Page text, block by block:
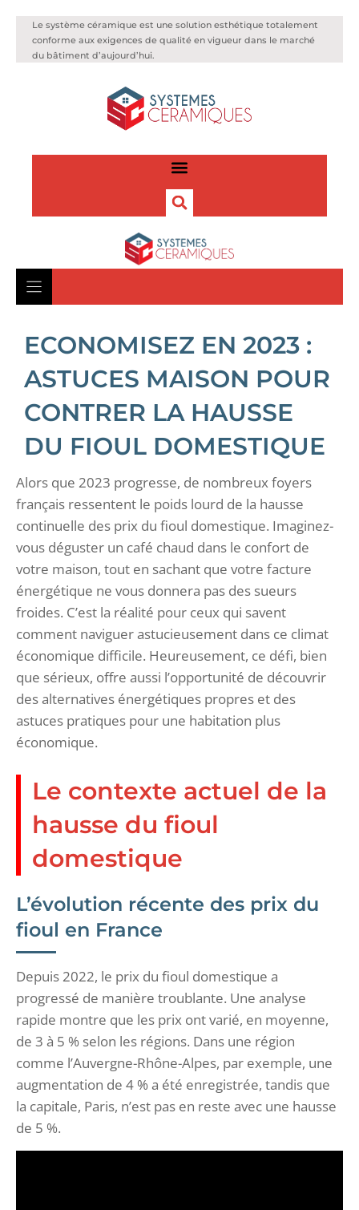
Le système céramique est une solution esthétique totalement
conforme aux exigences de qualité en vigueur dans le marché
du bâtiment d’aujourd’hui.
ECONOMISEZ EN 2023 :
ASTUCES MAISON POUR
CONTRER LA HAUSSE
DU FIOUL DOMESTIQUE
Alors que 2023 progresse, de nombreux foyers
français ressentent le poids lourd de la hausse
continuelle des prix du fioul domestique. Imaginez-
vous déguster un café chaud dans le confort de
votre maison, tout en sachant que votre facture
énergétique ne vous donnera pas des sueurs
froides. C’est la réalité pour ceux qui savent
comment naviguer astucieusement dans ce climat
économique difficile. Heureusement, ce défi, bien
que sérieux, offre aussi l’opportunité de découvrir
des alternatives énergétiques propres et des
astuces pratiques pour une habitation plus
économique.
Le contexte actuel de la
hausse du fioul
domestique
L’évolution récente des prix du
fioul en France
Depuis 2022, le prix du fioul domestique a
progressé de manière troublante. Une analyse
rapide montre que les prix ont varié, en moyenne,
de 3 à 5 % selon les régions. Dans une région
comme l’Auvergne-Rhône-Alpes, par exemple, une
augmentation de 4 % a été enregistrée, tandis que
la capitale, Paris, n’est pas en reste avec une hausse
de 5 %.